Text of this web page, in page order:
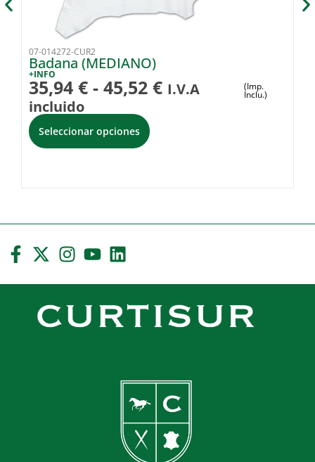
07-014272-CUR2
Badana (MEDIANO)
+INFO
35,94 € - 45,52 € I.V.A
incluido
(Imp.
Inclu.)
Seleccionar opciones